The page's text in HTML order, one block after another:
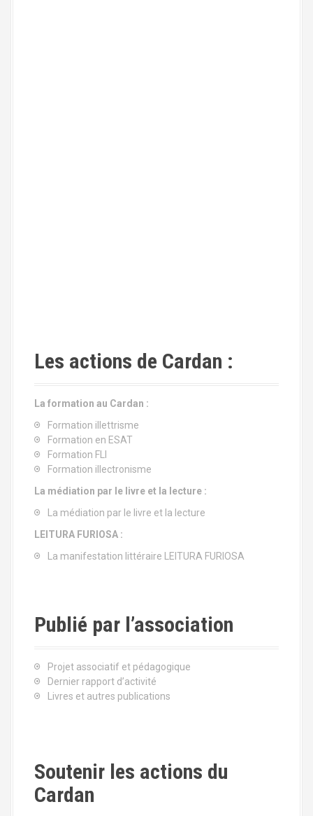
Les actions de Cardan :
La formation au Cardan :
Formation illettrisme
Formation en ESAT
Formation FLI
Formation illectronisme
La médiation par le livre et la lecture :
La médiation par le livre et la lecture
LEITURA FURIOSA :
La manifestation littéraire LEITURA FURIOSA
Publié par l’association
Projet associatif et pédagogique
Dernier rapport d’activité
Livres et autres publications
Soutenir les actions du
Cardan